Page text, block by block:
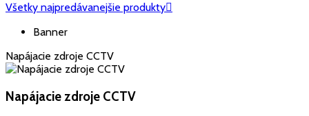
Všetky najpredávanejšie produkty
Banner
Napájacie zdroje CCTV
Napájacie zdroje CCTV